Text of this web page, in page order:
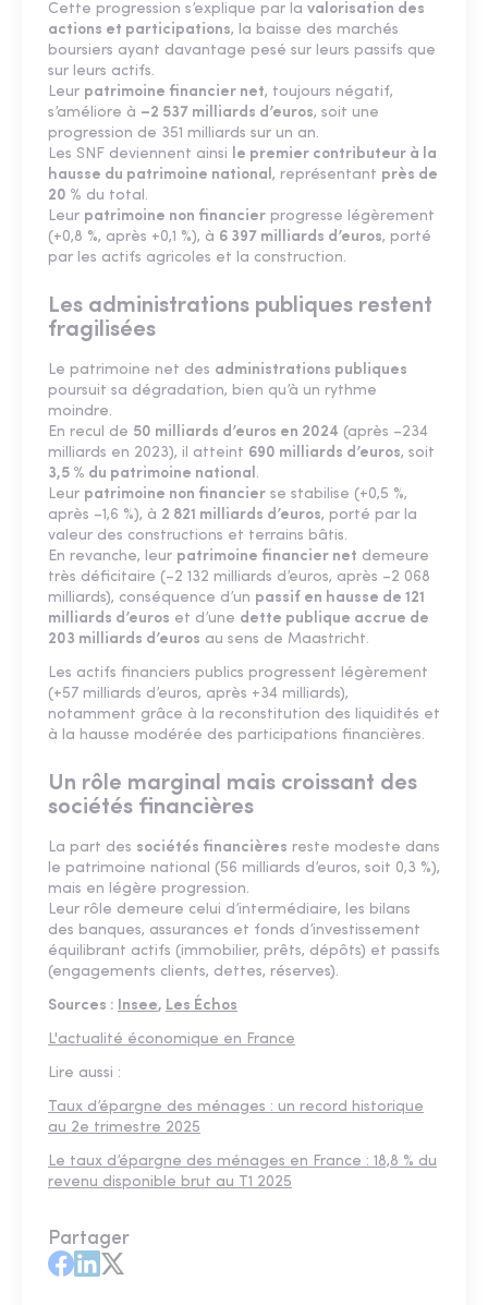
Cette progression s’explique par la valorisation des
actions et participations, la baisse des marchés
boursiers ayant davantage pesé sur leurs passifs que
sur leurs actifs.
Leur patrimoine financier net, toujours négatif,
s’améliore à –2 537 milliards d’euros, soit une
progression de 351 milliards sur un an.
Les SNF deviennent ainsi le premier contributeur à la
hausse du patrimoine national, représentant près de
20 % du total.
Leur patrimoine non financier progresse légèrement
(+0,8 %, après +0,1 %), à 6 397 milliards d’euros, porté
par les actifs agricoles et la construction.
Les administrations publiques restent
fragilisées
Le patrimoine net des administrations publiques
poursuit sa dégradation, bien qu’à un rythme
moindre.
En recul de 50 milliards d’euros en 2024 (après –234
milliards en 2023), il atteint 690 milliards d’euros, soit
3,5 % du patrimoine national.
Leur patrimoine non financier se stabilise (+0,5 %,
après –1,6 %), à 2 821 milliards d’euros, porté par la
valeur des constructions et terrains bâtis.
En revanche, leur patrimoine financier net demeure
très déficitaire (–2 132 milliards d’euros, après –2 068
milliards), conséquence d’un passif en hausse de 121
milliards d’euros et d’une dette publique accrue de
203 milliards d’euros au sens de Maastricht.
Les actifs financiers publics progressent légèrement
(+57 milliards d’euros, après +34 milliards),
notamment grâce à la reconstitution des liquidités et
à la hausse modérée des participations financières.
Un rôle marginal mais croissant des
sociétés financières
La part des sociétés financières reste modeste dans
le patrimoine national (56 milliards d’euros, soit 0,3 %),
mais en légère progression.
Leur rôle demeure celui d’intermédiaire, les bilans
des banques, assurances et fonds d’investissement
équilibrant actifs (immobilier, prêts, dépôts) et passifs
(engagements clients, dettes, réserves).
Sources : Insee, Les Échos
L'actualité économique en France
Lire aussi :
Taux d’épargne des ménages : un record historique
au 2e trimestre 2025
Le taux d’épargne des ménages en France : 18,8 % du
revenu disponible brut au T1 2025
Partager